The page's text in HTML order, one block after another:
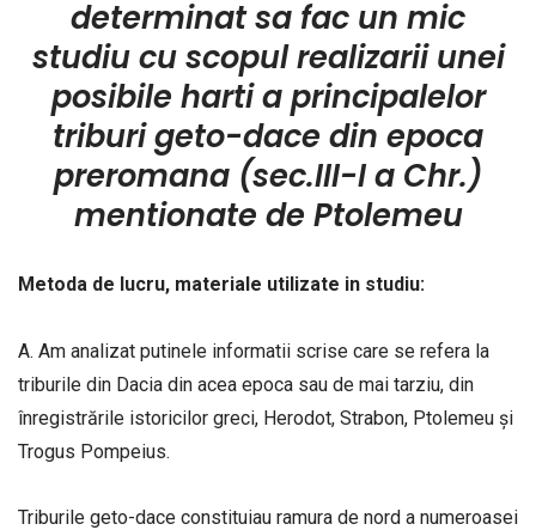
determinat sa fac un mic
studiu cu scopul realizarii unei
posibile harti a principalelor
triburi geto-dace din epoca
preromana (sec.III-I a Chr.)
mentionate de Ptolemeu
Metoda de lucru, materiale utilizate in studiu:
A. Am analizat putinele informatii scrise care se refera la
triburile din Dacia din acea epoca sau de mai tarziu, din
înregistrările istoricilor greci, Herodot, Strabon, Ptolemeu și
Trogus Pompeius.
Triburile geto-dace constituiau ramura de nord a numeroasei